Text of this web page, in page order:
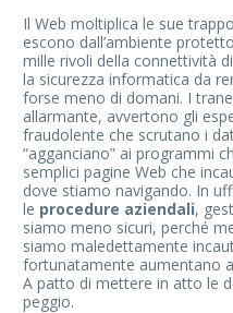
Il Web moltiplica le sue
escono dall’ambiente
mille rivoli della connettività
la sicurezza informatica da
forse meno di domani. I
allarmante, avvertono gli
fraudolente che scrutano i
“agganciano” ai programmi
semplici pagine Web che
dove stiamo navigando. In
le procedure aziendali,
siamo meno sicuri, perché
siamo maledettamente
fortunatamente aumentano
A patto di mettere in atto le
peggio.